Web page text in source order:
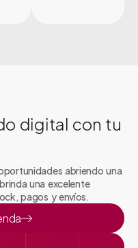
digital con tu
abriendo una
una excelente
pagos y envíos.